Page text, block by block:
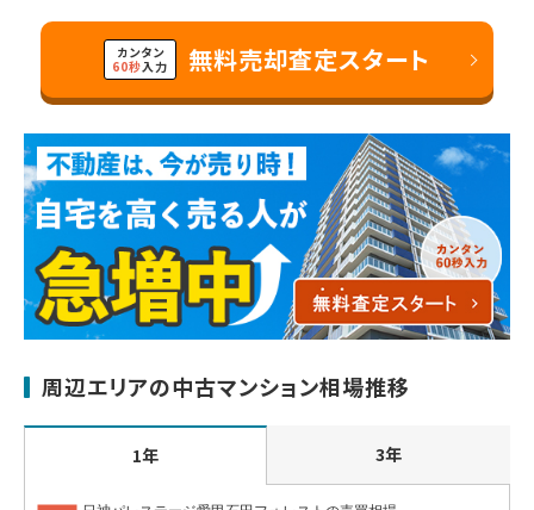
カンタン
60秒入力 無料売却査定スタート
周辺エリアの中古マンション相場推移
1年 3年